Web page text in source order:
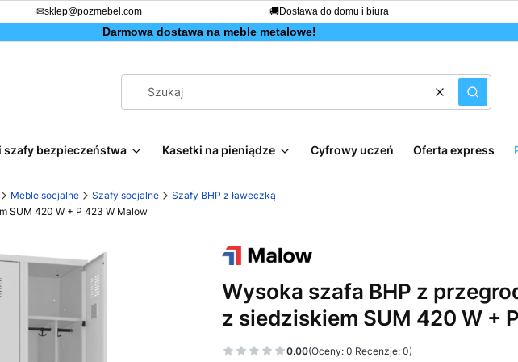
✉sklep@pozmebel.com 🚚Dostawa do domu i biura
Darmowa dostawa na meble metalowe!
WyczyśćSzukaj
szafy bezpieczeństwa Kasetki na pieniądze Cyfrowy uczeń Oferta express
Meble socjalne Szafy socjalne
Szafy BHP z ławeczką
SUM 420 W + P 423 W Malow
Wysoka szafa BHP z
z siedziskiem SUM 420 W +
0.00(Oceny: 0 Recenzje: 0)